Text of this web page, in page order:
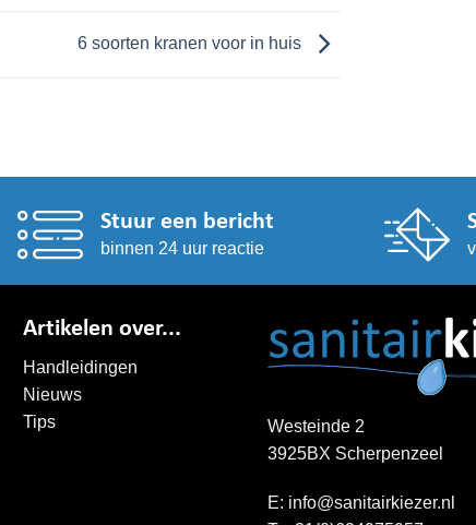
6 soorten kranen voor in huis
Stuur een bericht
binnen 24 uur reactie
Artikelen over...
Handleidingen
Nieuws
Tips
Westeinde 2
3925BX Scherpenzeel
E: info@sanitairkiezer.nl